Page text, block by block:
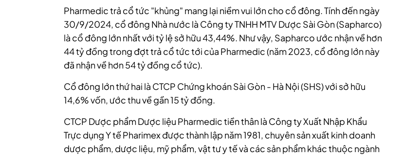
Pharmedic trả cổ tức "khủng" mang lại niềm vui lớn cho cổ đông. Tính đến ngày
30/9/2024, cổ đông Nhà nước là Công ty TNHH MTV Dược Sài Gòn (Sapharco)
là cổ đông lớn nhất với tỷ lệ sở hữu 43,44%. Như vậy, Sapharco ước nhận về hơn
44 tỷ đồng trong đợt trả cổ tức tới của Pharmedic (năm 2023, cổ đông lớn này
đã nhận về hơn 54 tỷ đồng cổ tức).
Cổ đông lớn thứ hai là CTCP Chứng khoán Sài Gòn - Hà Nội (SHS) với sở hữu
14,6% vốn, ước thu về gần 15 tỷ đồng.
CTCP Dược phẩm Dược liệu Pharmedic tiền thân là Công ty Xuất Nhập Khẩu
Trực dụng Y tế Pharimex được thành lập năm 1981, chuyên sản xuất kinh doanh
dược phẩm, dược liệu, mỹ phẩm, vật tư y tế và các sản phẩm khác thuộc ngành